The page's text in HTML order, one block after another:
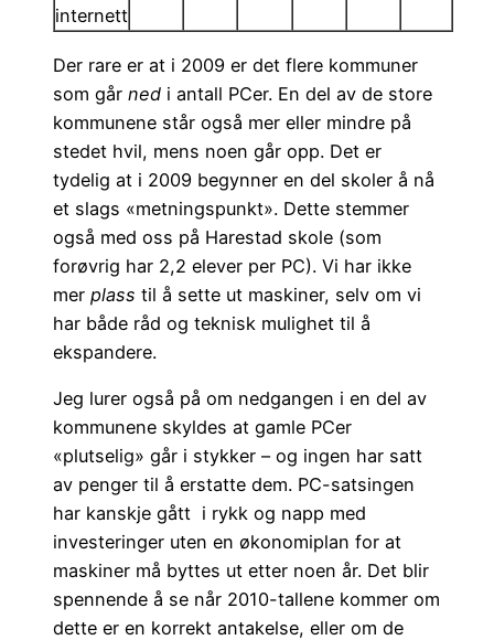
internett
Der rare er at i 2009 er det flere kommuner
som går ned i antall PCer. En del av de store
kommunene står også mer eller mindre på
stedet hvil, mens noen går opp. Det er
tydelig at i 2009 begynner en del skoler å nå
et slags «metningspunkt». Dette stemmer
også med oss på Harestad skole (som
forøvrig har 2,2 elever per PC). Vi har ikke
mer plass til å sette ut maskiner, selv om vi
har både råd og teknisk mulighet til å
ekspandere.
Jeg lurer også på om nedgangen i en del av
kommunene skyldes at gamle PCer
«plutselig» går i stykker – og ingen har satt
av penger til å erstatte dem. PC-satsingen
har kanskje gått i rykk og napp med
investeringer uten en økonomiplan for at
maskiner må byttes ut etter noen år. Det blir
spennende å se når 2010-tallene kommer om
dette er en korrekt antakelse, eller om de